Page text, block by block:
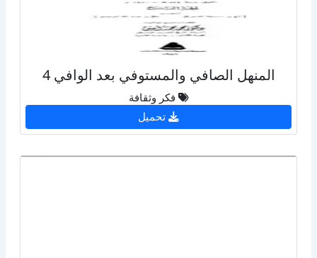
المنهل الصافي والمستوفي بعد الوافي 4
فكر وثقافة
تحميل